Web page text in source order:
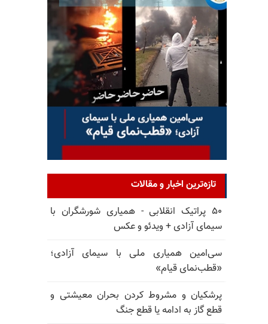
تازه‌ترین اخبار و مقالات
۵۰ پراتیک انقلابی - همیاری شورشگران با
سیمای آزادی + ویدئو و عکس
سی‌امین همیاری ملی با سیمای آزادی؛
«قطب‌نمای قیام»
پرشکیان و مشروط کردن بحران معیشتی و
قطع گاز به ادامه یا قطع جنگ